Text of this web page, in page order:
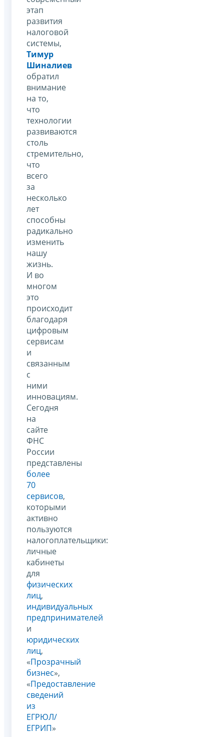
этап
развития
налоговой
системы,
Тимур
Шиналиев
обратил
внимание
на то,
что
технологии
развиваются
столь
стремительно,
что
всего
за
несколько
лет
способны
радикально
изменить
нашу
жизнь.
И во
многом
это
происходит
благодаря
цифровым
сервисам
и
связанным
с
ними
инновациям.
Сегодня
на
сайте
ФНС
России
представлены
более
70
сервисов,
которыми
активно
пользуются
налогоплательщики:
личные
кабинеты
для
физических
лиц,
индивидуальных
предпринимателей
и
юридических
лиц,
«Прозрачный
бизнес»,
«Предоставление
сведений
из
ЕГРЮЛ/
ЕГРИП»